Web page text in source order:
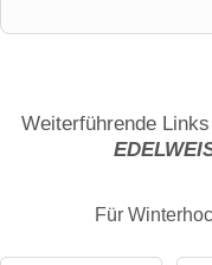
E-Mail-Adresse (wird
Weiterführende
Für